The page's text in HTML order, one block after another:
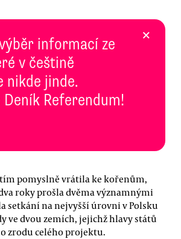
informací ze
v češtině
nikde jinde.
Referendum!
×
pomyslně vrátila ke kořenům,
roky prošla dvěma významnými
setkání na nejvyšší úrovni v Polsku
ve dvou zemích, jejichž hlavy států
zrodu celého projektu.